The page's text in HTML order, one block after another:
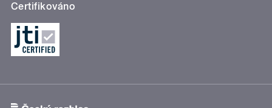
Certifikováno